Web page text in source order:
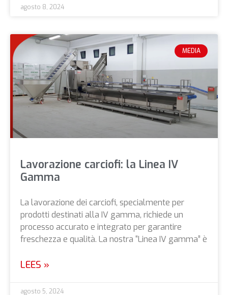
agosto 8, 2024
MEDIA
Lavorazione carciofi: la Linea IV
Gamma
La lavorazione dei carciofi, specialmente per
prodotti destinati alla IV gamma, richiede un
processo accurato e integrato per garantire
freschezza e qualità. La nostra “Linea IV gamma” è
LEES »
agosto 5, 2024